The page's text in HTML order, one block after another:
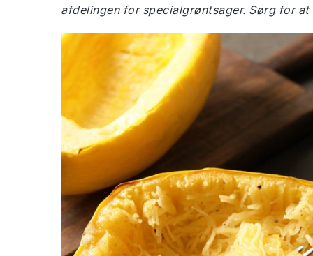
afdelingen for specialgrøntsager. Sørg for